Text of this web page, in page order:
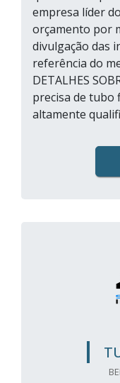
empresa líder
orçamento por
divulgação das
referência do
DETALHES
precisa de tubo
altamente